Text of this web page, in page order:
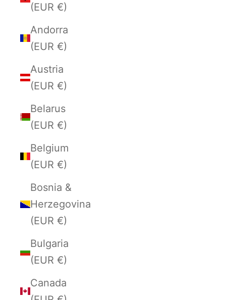
(EUR €)
Andorra
(EUR €)
Austria
(EUR €)
Belarus
(EUR €)
Belgium
(EUR €)
Bosnia &
Herzegovina
(EUR €)
Bulgaria
(EUR €)
Canada